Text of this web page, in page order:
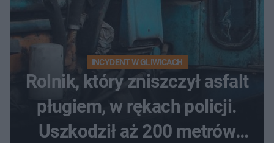
INCYDENT W GLIWICACH
Rolnik, który zniszczył asfalt
pługiem, w rękach policji.
Uszkodził aż 200 metrów